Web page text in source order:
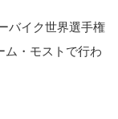
バイク世界選手権
ム・モストで行わ